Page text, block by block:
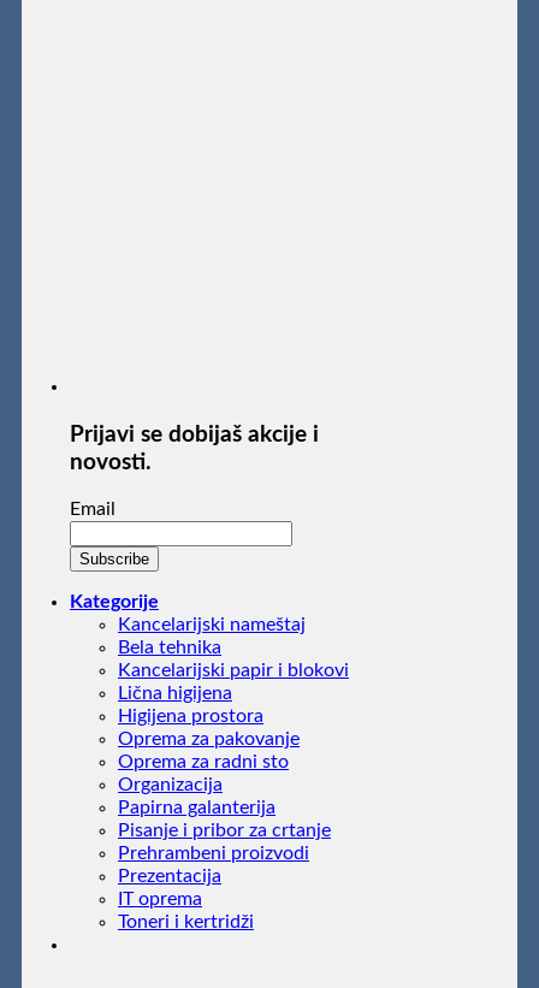
Prijavi se dobijaš akcije i
novosti.
Email
Kategorije
Kancelarijski nameštaj
Bela tehnika
Kancelarijski papir i blokovi
Lična higijena
Higijena prostora
Oprema za pakovanje
Oprema za radni sto
Organizacija
Papirna galanterija
Pisanje i pribor za crtanje
Prehrambeni proizvodi
Prezentacija
IT oprema
Toneri i kertridži